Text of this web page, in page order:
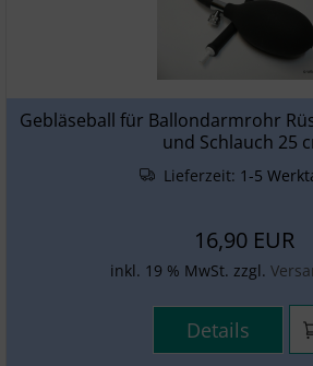
Gebläseball für Ballondarmrohr
und Schlauch 25
Lieferzeit: 1-5
16,90 EUR
inkl. 19 % MwSt. zzgl.
Details